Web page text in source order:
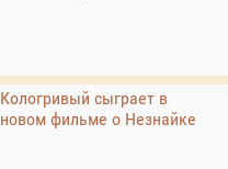
Кологривый сыграет в
новом фильме о Незнайке